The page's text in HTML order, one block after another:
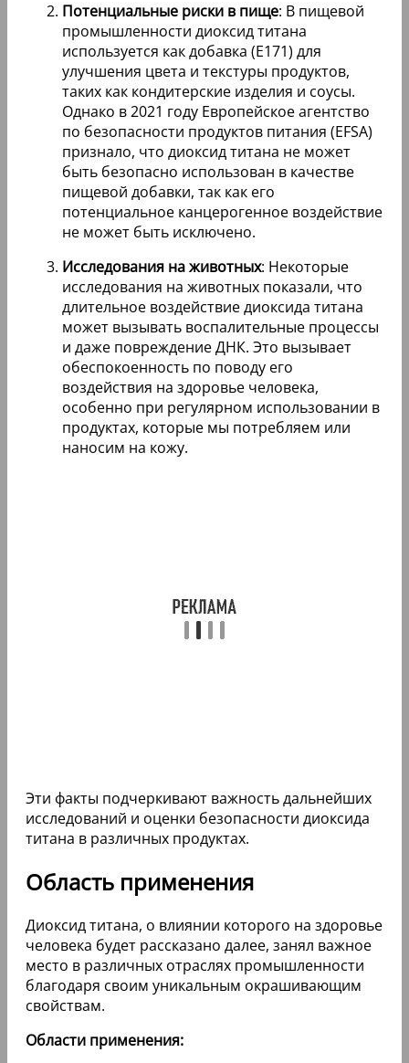
Потенциальные риски в пище: В пищевой
промышленности диоксид титана
используется как добавка (E171) для
улучшения цвета и текстуры продуктов,
таких как кондитерские изделия и соусы.
Однако в 2021 году Европейское агентство
по безопасности продуктов питания (EFSA)
признало, что диоксид титана не может
быть безопасно использован в качестве
пищевой добавки, так как его
потенциальное канцерогенное воздействие
не может быть исключено.
Исследования на животных: Некоторые
исследования на животных показали, что
длительное воздействие диоксида титана
может вызывать воспалительные процессы
и даже повреждение ДНК. Это вызывает
обеспокоенность по поводу его
воздействия на здоровье человека,
особенно при регулярном использовании в
продуктах, которые мы потребляем или
наносим на кожу.
Эти факты подчеркивают важность дальнейших
исследований и оценки безопасности диоксида
титана в различных продуктах.
Область применения
Диоксид титана, о влиянии которого на здоровье
человека будет рассказано далее, занял важное
место в различных отраслях промышленности
благодаря своим уникальным окрашивающим
свойствам.
Области применения: